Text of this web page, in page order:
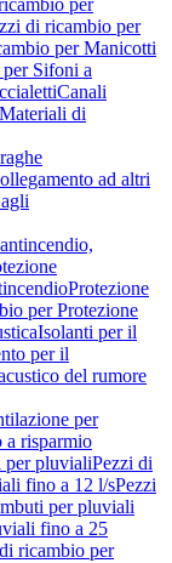
per
di ricambio per
per Manicotti
Sifoni a
Canali
Materiali di
ad altri
Protezione
per Protezione
Isolanti per il
per il
del rumore
per
a risparmio
per pluvialiPezzi di
fino a 12 l/sPezzi
per pluviali
fino a 25
ricambio per